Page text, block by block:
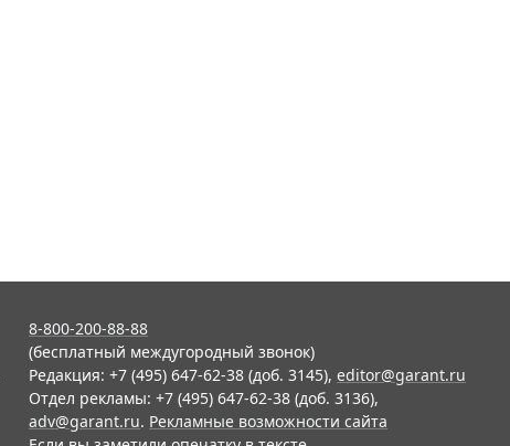
8-800-200-88-88
(бесплатный междугородный звонок)
Редакция: +7 (495) 647-62-38 (доб. 3145), editor@garant.ru
Отдел рекламы: +7 (495) 647-62-38 (доб. 3136),
adv@garant.ru. Рекламные возможности сайта